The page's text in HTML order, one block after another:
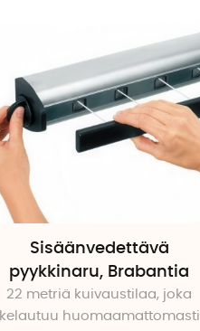
Sisäänvedettävä
pyykkinaru, Brabantia
22 metriä kuivaustilaa, joka
kelautuu huomaamattomasti